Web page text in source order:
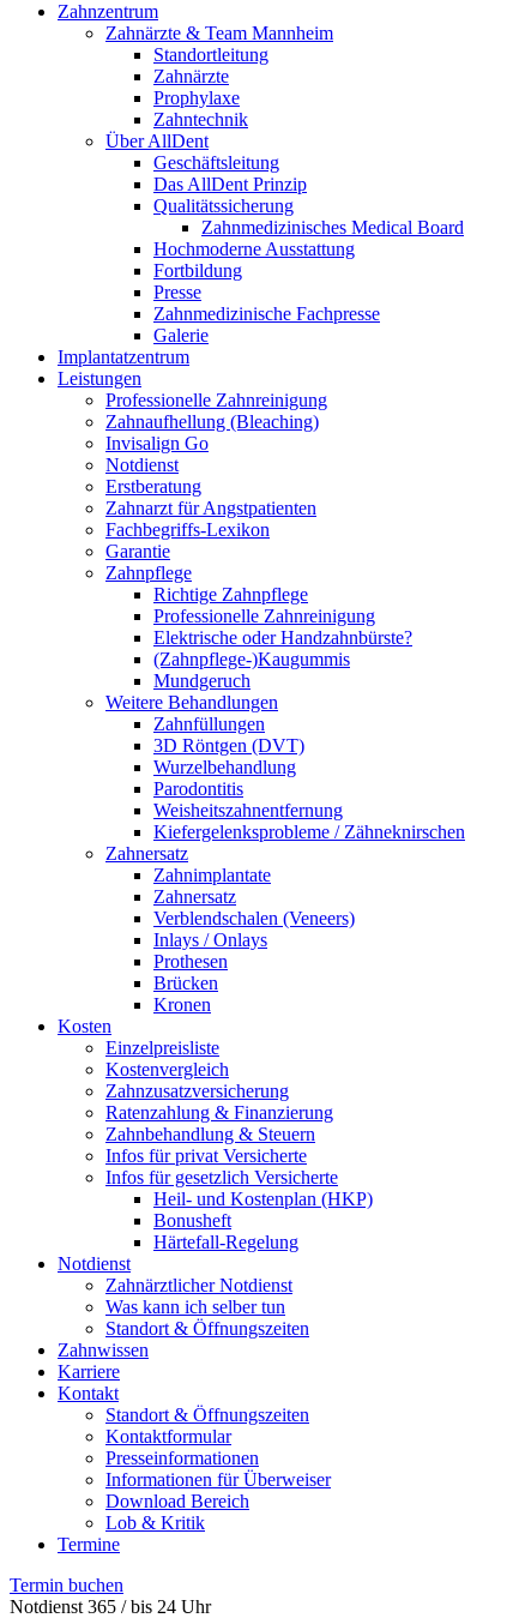
Zahnzentrum
Zahnärzte & Team Mannheim
Standortleitung
Zahnärzte
Prophylaxe
Zahntechnik
Über AllDent
Geschäftsleitung
Das AllDent Prinzip
Qualitätssicherung
Zahnmedizinisches Medical Board
Hochmoderne Ausstattung
Fortbildung
Presse
Zahnmedizinische Fachpresse
Galerie
Implantatzentrum
Leistungen
Professionelle Zahnreinigung
Zahnaufhellung (Bleaching)
Invisalign Go
Notdienst
Erstberatung
Zahnarzt für Angstpatienten
Fachbegriffs-Lexikon
Garantie
Zahnpflege
Richtige Zahnpflege
Professionelle Zahnreinigung
Elektrische oder Handzahnbürste?
(Zahnpflege-)Kaugummis
Mundgeruch
Weitere Behandlungen
Zahnfüllungen
3D Röntgen (DVT)
Wurzelbehandlung
Parodontitis
Weisheitszahnentfernung
Kiefergelenksprobleme / Zähneknirschen
Zahnersatz
Zahnimplantate
Zahnersatz
Verblendschalen (Veneers)
Inlays / Onlays
Prothesen
Brücken
Kronen
Kosten
Einzelpreisliste
Kostenvergleich
Zahnzusatzversicherung
Ratenzahlung & Finanzierung
Zahnbehandlung & Steuern
Infos für privat Versicherte
Infos für gesetzlich Versicherte
Heil- und Kostenplan (HKP)
Bonusheft
Härtefall-Regelung
Notdienst
Zahnärztlicher Notdienst
Was kann ich selber tun
Standort & Öffnungszeiten
Zahnwissen
Karriere
Kontakt
Standort & Öffnungszeiten
Kontaktformular
Presseinformationen
Informationen für Überweiser
Download Bereich
Lob & Kritik
Termine
Termin buchen
Notdienst 365 / bis 24 Uhr